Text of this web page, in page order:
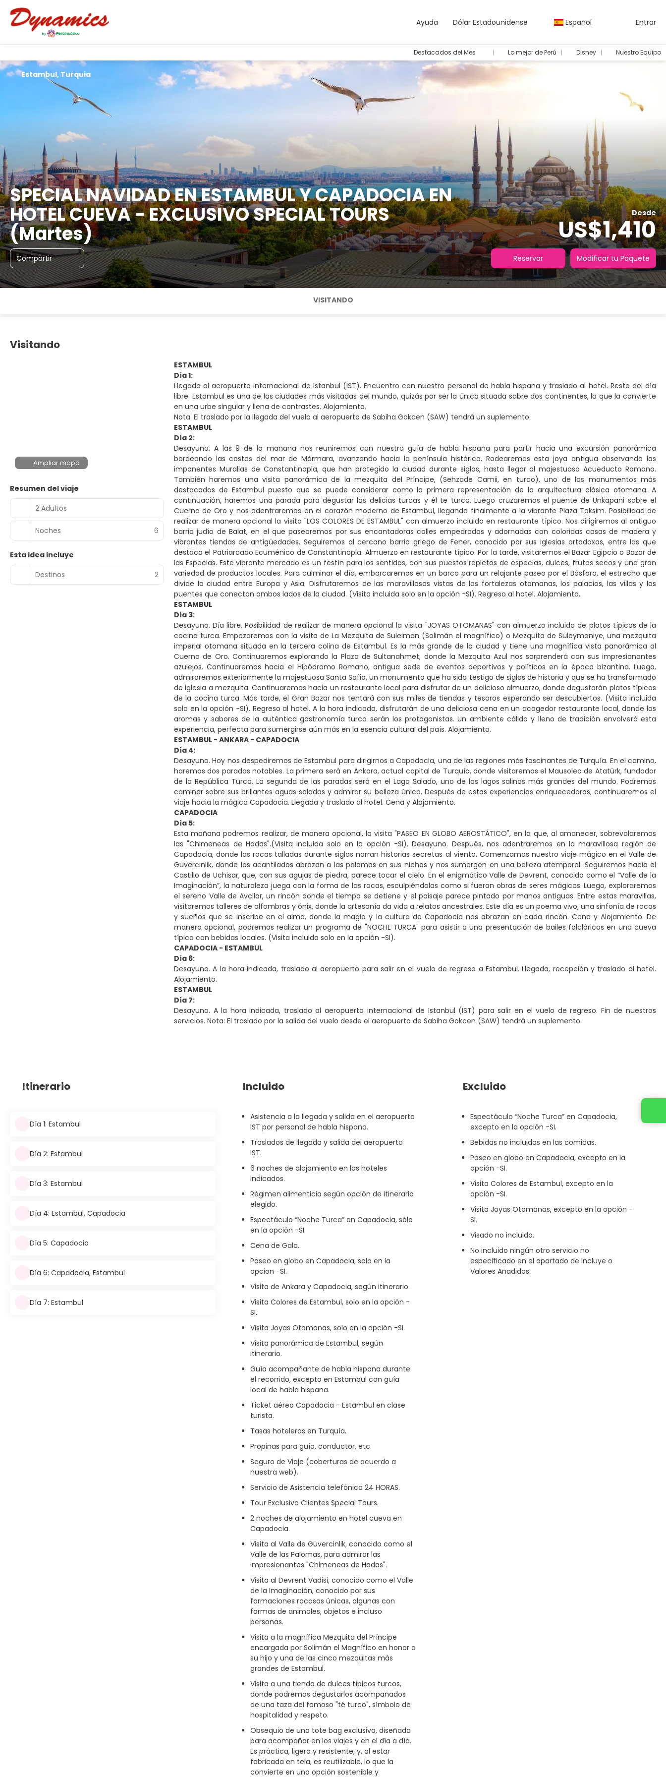
Ayuda Dólar Estadounidense Español Entrar
Destacados del Mes Lo mejor de Perú Disney Nuestro Equipo
SPECIAL NAVIDAD EN ESTAMBUL Y CAPADOCIA EN
HOTEL CUEVA - EXCLUSIVO SPECIAL TOURS
(Martes)
Desde
US$1,410
Compartir Reservar Modificar tu Paquete
Estambul, Turquia
VISITANDO
Visitando
Ampliar mapa
Resumen del viaje
2 Adultos
Noches 6
Esta idea incluye
Destinos
2
ESTAMBUL
Día 1:
Llegada al aeropuerto internacional de Istanbul (IST). Encuentro con nuestro personal de habla hispana y traslado al hotel. Resto del día
libre. Estambul es una de las ciudades más visitadas del mundo, quizás por ser la única situada sobre dos continentes, lo que la convierte
en una urbe singular y llena de contrastes. Alojamiento.
Nota: El traslado por la llegada del vuelo al aeropuerto de Sabiha Gokcen (SAW) tendrá un suplemento.
ESTAMBUL
Día 2:
Desayuno. A las 9 de la mañana nos reuniremos con nuestro guía de habla hispana para partir hacia una excursión panorámica
bordeando las costas del mar de Mármara, avanzando hacia la península histórica. Rodearemos esta joya antigua observando las
imponentes Murallas de Constantinopla, que han protegido la ciudad durante siglos, hasta llegar al majestuoso Acueducto Romano.
También haremos una visita panorámica de la mezquita del Príncipe, (Sehzade Camii, en turco), uno de los monumentos más
destacados de Estambul puesto que se puede considerar como la primera representación de la arquitectura clásica otomana. A
continuación, haremos una parada para degustar las delicias turcas y él te turco. Luego cruzaremos el puente de Unkapani sobre el
Cuerno de Oro y nos adentraremos en el corazón moderno de Estambul, llegando finalmente a la vibrante Plaza Taksim. Posibilidad de
realizar de manera opcional la visita "LOS COLORES DE ESTAMBUL" con almuerzo incluido en restaurante típico. Nos dirigiremos al antiguo
barrio judío de Balat, en el que pasearemos por sus encantadoras calles empedradas y adornadas con coloridas casas de madera y
vibrantes tiendas de antigüedades. Seguiremos al cercano barrio griego de Fener, conocido por sus iglesias ortodoxas, entre las que
destaca el Patriarcado Ecuménico de Constantinopla. Almuerzo en restaurante típico. Por la tarde, visitaremos el Bazar Egipcio o Bazar de
las Especias. Este vibrante mercado es un festín para los sentidos, con sus puestos repletos de especias, dulces, frutos secos y una gran
variedad de productos locales. Para culminar el día, embarcaremos en un barco para un relajante paseo por el Bósforo, el estrecho que
divide la ciudad entre Europa y Asia. Disfrutaremos de las maravillosas vistas de las fortalezas otomanas, los palacios, las villas y los
puentes que conectan ambos lados de la ciudad. (Visita incluida solo en la opción -SI). Regreso al hotel. Alojamiento.
ESTAMBUL
Día 3:
Desayuno. Día libre. Posibilidad de realizar de manera opcional la visita "JOYAS OTOMANAS" con almuerzo incluido de platos típicos de la
cocina turca. Empezaremos con la visita de La Mezquita de Suleiman (Solimán el magnífico) o Mezquita de Süleymaniye, una mezquita
imperial otomana situada en la tercera colina de Estambul. Es la más grande de la ciudad y tiene una magnífica vista panorámica al
Cuerno de Oro. Continuaremos explorando la Plaza de Sultanahmet, donde la Mezquita Azul nos sorprenderá con sus impresionantes
azulejos. Continuaremos hacia el Hipódromo Romano, antigua sede de eventos deportivos y políticos en la época bizantina. Luego,
admiraremos exteriormente la majestuosa Santa Sofia, un monumento que ha sido testigo de siglos de historia y que se ha transformado
de iglesia a mezquita. Continuaremos hacia un restaurante local para disfrutar de un delicioso almuerzo, donde degustarán platos típicos
de la cocina turca. Más tarde, el Gran Bazar nos tentará con sus miles de tiendas y tesoros esperando ser descubiertos. (Visita incluida
solo en la opción -SI). Regreso al hotel. A la hora indicada, disfrutarán de una deliciosa cena en un acogedor restaurante local, donde los
aromas y sabores de la auténtica gastronomía turca serán los protagonistas. Un ambiente cálido y lleno de tradición envolverá esta
experiencia, perfecta para sumergirse aún más en la esencia cultural del país. Alojamiento.
ESTAMBUL - ANKARA - CAPADOCIA
Día 4:
Desayuno. Hoy nos despediremos de Estambul para dirigirnos a Capadocia, una de las regiones más fascinantes de Turquía. En el camino,
haremos dos paradas notables. La primera será en Ankara, actual capital de Turquía, donde visitaremos el Mausoleo de Atatürk, fundador
de la República Turca. La segunda de las paradas será en el Lago Salado, uno de los lagos salinos más grandes del mundo. Podremos
caminar sobre sus brillantes aguas saladas y admirar su belleza única. Después de estas experiencias enriquecedoras, continuaremos el
viaje hacia la mágica Capadocia. Llegada y traslado al hotel. Cena y Alojamiento.
CAPADOCIA
Día 5:
Esta mañana podremos realizar, de manera opcional, la visita "PASEO EN GLOBO AEROSTÁTICO", en la que, al amanecer, sobrevolaremos
las "Chimeneas de Hadas".(Visita incluida solo en la opción -SI). Desayuno. Después, nos adentraremos en la maravillosa región de
Capadocia, donde las rocas talladas durante siglos narran historias secretas al viento. Comenzamos nuestro viaje mágico en el Valle de
Guvercinlik, donde los acantilados abrazan a las palomas en sus nichos y nos sumergen en una belleza atemporal. Seguiremos hacia el
Castillo de Uchisar, que, con sus agujas de piedra, parece tocar el cielo. En el enigmático Valle de Devrent, conocido como el “Valle de la
Imaginación”, la naturaleza juega con la forma de las rocas, esculpiéndolas como si fueran obras de seres mágicos. Luego, exploraremos
el sereno Valle de Avcilar, un rincón donde el tiempo se detiene y el paisaje parece pintado por manos antiguas. Entre estas maravillas,
visitaremos talleres de alfombras y ónix, donde la artesanía da vida a relatos ancestrales. Este día es un poema vivo, una sinfonía de rocas
y sueños que se inscribe en el alma, donde la magia y la cultura de Capadocia nos abrazan en cada rincón. Cena y Alojamiento. De
manera opcional, podremos realizar un programa de "NOCHE TURCA" para asistir a una presentación de bailes folclóricos en una cueva
típica con bebidas locales. (Visita incluida solo en la opción -SI).
CAPADOCIA - ESTAMBUL
Día 6:
Desayuno. A la hora indicada, traslado al aeropuerto para salir en el vuelo de regreso a Estambul. Llegada, recepción y traslado al hotel.
Alojamiento.
ESTAMBUL
Día 7:
Desayuno. A la hora indicada, traslado al aeropuerto internacional de Istanbul (IST) para salir en el vuelo de regreso. Fin de nuestros
servicios. Nota: El traslado por la salida del vuelo desde el aeropuerto de Sabiha Gokcen (SAW) tendrá un suplemento.
Itinerario
Día 1: Estambul
Día 2: Estambul
Día 3: Estambul
Día 4: Estambul, Capadocia
Día 5: Capadocia
Día 6: Capadocia, Estambul
Día 7: Estambul
Incluido
Asistencia a la llegada y salida en el aeropuerto
IST por personal de habla hispana.
Traslados de llegada y salida del aeropuerto
IST.
6 noches de alojamiento en los hoteles
indicados.
Régimen alimenticio según opción de itinerario
elegido.
Espectáculo “Noche Turca” en Capadocia, sólo
en la opción -SI.
Cena de Gala.
Paseo en globo en Capadocia, solo en la
opcion -SI.
Visita de Ankara y Capadocia, según itinerario.
Visita Colores de Estambul, solo en la opción -
SI.
Visita Joyas Otomanas, solo en la opción -SI.
Visita panorámica de Estambul, según
itinerario.
Guía acompañante de habla hispana durante
el recorrido, excepto en Estambul con guía
local de habla hispana.
Ticket aéreo Capadocia - Estambul en clase
turista.
Tasas hoteleras en Turquía.
Propinas para guía, conductor, etc.
Seguro de Viaje (coberturas de acuerdo a
nuestra web).
Servicio de Asistencia telefónica 24 HORAS.
Tour Exclusivo Clientes Special Tours.
2 noches de alojamiento en hotel cueva en
Capadocia.
Visita al Valle de Güvercinlik, conocido como el
Valle de las Palomas, para admirar las
impresionantes "Chimeneas de Hadas".
Visita al Devrent Vadisi, conocido como el Valle
de la Imaginación, conocido por sus
formaciones rocosas únicas, algunas con
formas de animales, objetos e incluso
personas.
Visita a la magnífica Mezquita del Príncipe
encargada por Solimán el Magnífico en honor a
su hijo y una de las cinco mezquitas más
grandes de Estambul.
Visita a una tienda de dulces típicos turcos,
donde podremos degustarlos acompañados
de una taza del famoso "té turco", símbolo de
hospitalidad y respeto.
Obsequio de una tote bag exclusiva, diseñada
para acompañar en los viajes y en el día a día.
Es práctica, ligera y resistente, y, al estar
fabricada en tela, es reutilizable, lo que la
convierte en una opción sostenible y
Excluido
Espectáculo “Noche Turca” en Capadocia,
excepto en la opción -SI.
Bebidas no incluidas en las comidas.
Paseo en globo en Capadocia, excepto en la
opción -SI.
Visita Colores de Estambul, excepto en la
opción -SI.
Visita Joyas Otomanas, excepto en la opción -
SI.
Visado no incluido.
No incluido ningún otro servicio no
especificado en el apartado de Incluye o
Valores Añadidos.